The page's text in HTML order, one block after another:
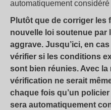
automatiquement considéré
Plutôt que de corriger les
nouvelle loi soutenue par
aggrave. Jusqu’ici, en
vérifier si les conditions
sont bien réunies. Avec
vérification ne serait
chaque fois qu’un
sera automatiquement